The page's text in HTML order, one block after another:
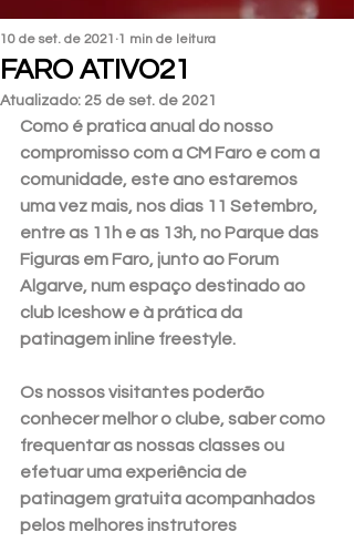
FARO ATIVO21
10 de set. de 2021 1 min de leitura
Atualizado: 25 de set. de 2021
Como é pratica anual do nosso
compromisso com a CM Faro e com a
comunidade, este ano estaremos
uma vez mais, nos dias 11 Setembro,
entre as 11h e as 13h, no Parque das
Figuras em Faro, junto ao Forum
Algarve, num espaço destinado ao
club Iceshow e à prática da
patinagem inline freestyle.
Os nossos visitantes poderão
conhecer melhor o clube, saber como
frequentar as nossas classes ou
efetuar uma experiência de
patinagem gratuita acompanhados
pelos melhores instrutores